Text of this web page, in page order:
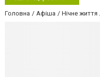
Головна Афіша Нічне життя